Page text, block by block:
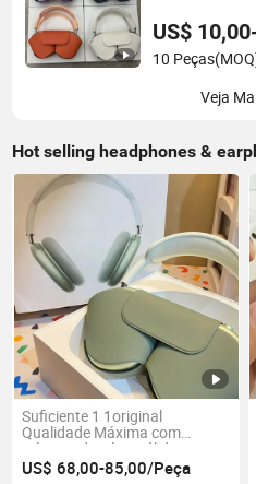
US$
10 Peças
Veja
Hot selling headphones &
Suficiente 1 1original
Qualidade Máxima com
Número de Série Válido
Headset
US$ 68,00-85,00/Peça